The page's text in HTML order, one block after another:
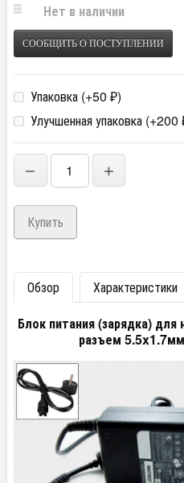
Нет в наличии
СООБЩИТЬ О ПОСТУПЛЕНИИ
Упаковка (+50 ₽)
Улучшенная упаковка (+200
− +
Обзор Характеристики
Блок питания (зарядка)
разъем